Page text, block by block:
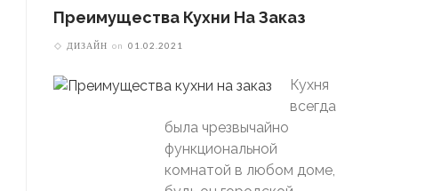
Преимущества Кухни На Заказ
ДИЗАЙН on 01.02.2021
Кухня
всегда
была чрезвычайно
функциональной
комнатой в любом доме,